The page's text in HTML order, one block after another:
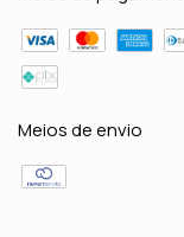
Meios de envio